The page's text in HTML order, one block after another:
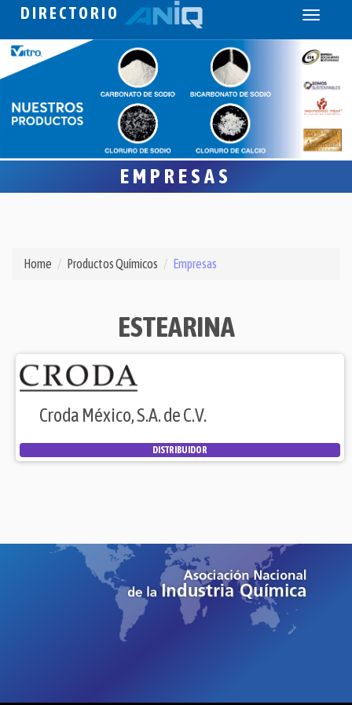
DIRECTORIO
Toggle
EMPRESAS
Home Productos Químicos Empresas
ESTEARINA
Croda México, S.A. de C.V.
DISTRIBUIDOR